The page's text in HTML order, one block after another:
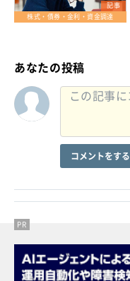
記事
株式・債券・金利・資金調達
あなたの投稿
コメントをする
PR
PR
PR